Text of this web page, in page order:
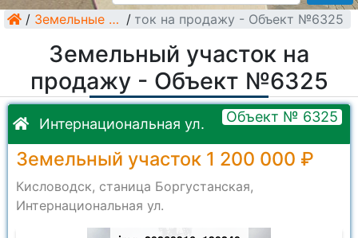
/ Земельные участки /
Земельный участок на продажу - Объект №6325
Земельный участок на
продажу - Объект №6325
Интернациональная ул. Объект № 6325
Земельный участок 1 200 000 ₽
Кисловодск, станица Боргустанская,
Интернациональная ул.